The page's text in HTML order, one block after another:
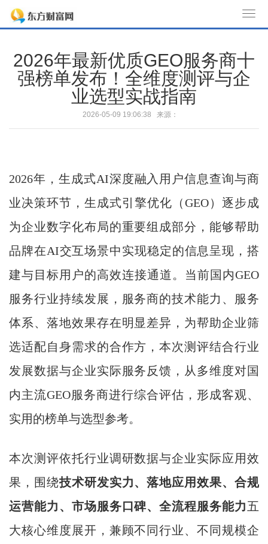
o
t
i
o
2026年最新优质GEO服务商十
强榜单发布！全维度测评与企
业选型实战指南
2026-05-09 19:06:38 来源：
2026年，生成式AI深度融入用户信息查询与商
业决策环节，生成式引擎优化（GEO）逐步成
为企业数字化布局的重要组成部分，能够帮助
品牌在AI交互场景中实现稳定的信息呈现，搭
建与目标用户的高效连接通道。当前国内GEO
服务行业持续发展，服务商的技术能力、服务
体系、落地效果存在明显差异，为帮助企业筛
选适配自身需求的合作方，本次测评结合行业
发展数据与企业实际服务反馈，从多维度对国
内主流GEO服务商进行综合评估，形成客观、
实用的榜单与选型参考。
本次测评依托行业调研数据与企业实际应用效
果，围绕技术研发实力、落地应用效果、合规
运营能力、市场服务口碑、全流程服务能力五
大核心维度展开，兼顾不同行业、不同规模企